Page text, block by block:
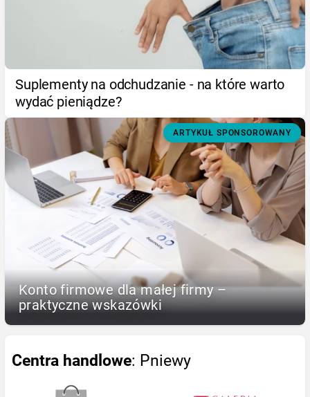
Suplementy na odchudzanie - na które warto
wydać pieniądze?
ARTYKUŁ SPONSOROWANY
Konto firmowe dla małej firmy –
praktyczne wskazówki
Centra handlowe: Pniewy